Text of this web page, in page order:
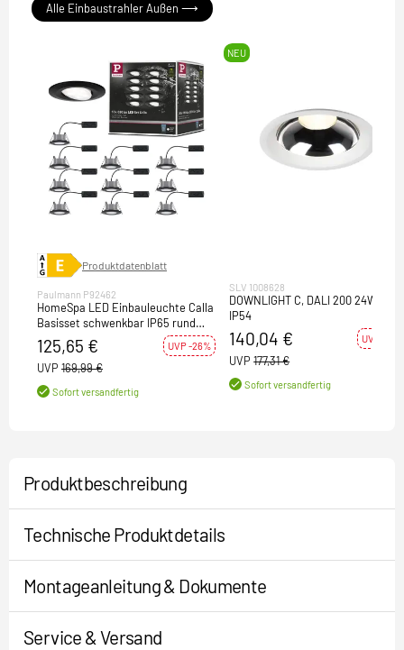
Alle Einbaustrahler Außen ⟶
Produktdatenblatt
Paulmann P92462
HomeSpa LED Einbauleuchte Calla
Basisset schwenkbar IP65 rund
90mm 30° 10x6W 10x500lm 230V
4000K Schwarz matt
125,65 € UVP -26%
UVP 169,99 €
Sofort versandfertig
NEU
SLV 1008628
DOWNLIGHT C, DALI 200 24W 940
IP54
140,04 € UVP -21%
UVP 177,31 €
Sofort versandfertig
Produktbeschreibung
Technische Produktdetails
Montageanleitung & Dokumente
Service & Versand